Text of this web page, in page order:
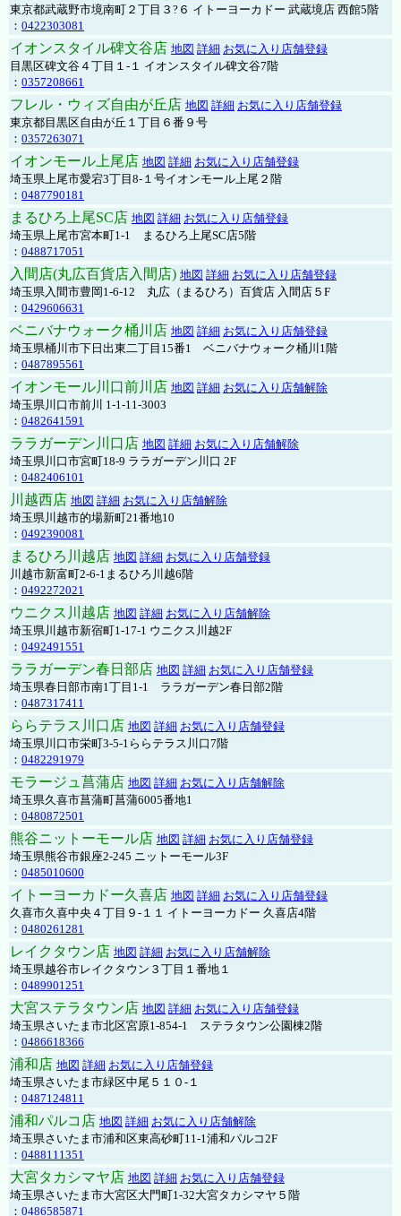
東京都武蔵野市境南町２丁目３?６ イトーヨーカドー 武蔵境店 西館5階
： 0422303081
イオンスタイル碑文谷店 地図 詳細 お気に入り店舗登録
目黒区碑文谷４丁目１-１ イオンスタイル碑文谷7階
： 0357208661
フレル・ウィズ自由が丘店 地図 詳細 お気に入り店舗登録
東京都目黒区自由が丘１丁目６番９号
： 0357263071
イオンモール上尾店 地図 詳細 お気に入り店舗登録
埼玉県上尾市愛宕3丁目8-１号イオンモール上尾２階
： 0487790181
まるひろ上尾SC店 地図 詳細 お気に入り店舗登録
埼玉県上尾市宮本町1-1 まるひろ上尾SC店5階
： 0488717051
入間店(丸広百貨店入間店) 地図 詳細 お気に入り店舗登録
埼玉県入間市豊岡1-6-12 丸広（まるひろ）百貨店 入間店５F
： 0429606631
ベニバナウォーク桶川店 地図 詳細 お気に入り店舗登録
埼玉県桶川市下日出東二丁目15番1 ベニバナウォーク桶川1階
： 0487895561
イオンモール川口前川店 地図 詳細 お気に入り店舗解除
埼玉県川口市前川 1-1-11-3003
： 0482641591
ララガーデン川口店 地図 詳細 お気に入り店舗解除
埼玉県川口市宮町18-9 ララガーデン川口 2F
： 0482406101
川越西店 地図 詳細 お気に入り店舗解除
埼玉県川越市的場新町21番地10
： 0492390081
まるひろ川越店 地図 詳細 お気に入り店舗登録
川越市新富町2-6-1まるひろ川越6階
： 0492272021
ウニクス川越店 地図 詳細 お気に入り店舗解除
埼玉県川越市新宿町1-17-1 ウニクス川越2F
： 0492491551
ララガーデン春日部店 地図 詳細 お気に入り店舗登録
埼玉県春日部市南1丁目1-1 ララガーデン春日部2階
： 0487317411
ららテラス川口店 地図 詳細 お気に入り店舗登録
埼玉県川口市栄町3-5-1ららテラス川口7階
： 0482291979
モラージュ菖蒲店 地図 詳細 お気に入り店舗解除
埼玉県久喜市菖蒲町菖蒲6005番地1
： 0480872501
熊谷ニットーモール店 地図 詳細 お気に入り店舗登録
埼玉県熊谷市銀座2-245 ニットーモール3F
： 0485010600
イトーヨーカドー久喜店 地図 詳細 お気に入り店舗登録
久喜市久喜中央４丁目９-１１ イトーヨーカドー 久喜店4階
： 0480261281
レイクタウン店 地図 詳細 お気に入り店舗解除
埼玉県越谷市レイクタウン３丁目１番地１
： 0489901251
大宮ステラタウン店 地図 詳細 お気に入り店舗登録
埼玉県さいたま市北区宮原1-854-1 ステラタウン公園棟2階
： 0486618366
浦和店 地図 詳細 お気に入り店舗登録
埼玉県さいたま市緑区中尾５１０-１
： 0487124811
浦和パルコ店 地図 詳細 お気に入り店舗解除
埼玉県さいたま市浦和区東高砂町11-1浦和パルコ2F
： 0488111351
大宮タカシマヤ店 地図 詳細 お気に入り店舗登録
埼玉県さいたま市大宮区大門町1-32大宮タカシマヤ５階
： 0486585871